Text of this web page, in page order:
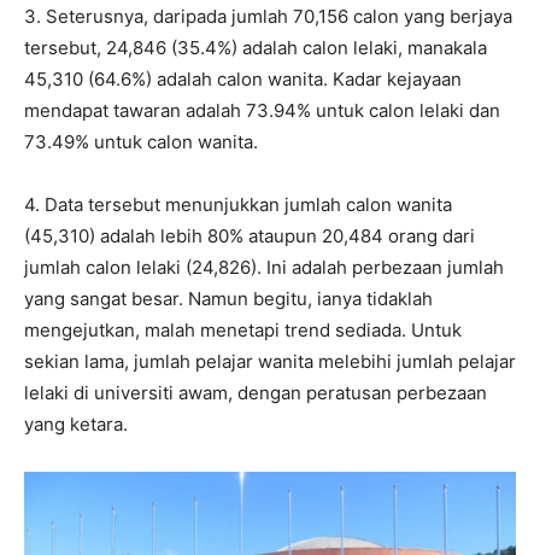
3. Seterusnya, daripada jumlah 70,156 calon yang berjaya
tersebut, 24,846 (35.4%) adalah calon lelaki, manakala
45,310 (64.6%) adalah calon wanita. Kadar kejayaan
mendapat tawaran adalah 73.94% untuk calon lelaki dan
73.49% untuk calon wanita.
4. Data tersebut menunjukkan jumlah calon wanita
(45,310) adalah lebih 80% ataupun 20,484 orang dari
jumlah calon lelaki (24,826). Ini adalah perbezaan jumlah
yang sangat besar. Namun begitu, ianya tidaklah
mengejutkan, malah menetapi trend sediada. Untuk
sekian lama, jumlah pelajar wanita melebihi jumlah pelajar
lelaki di universiti awam, dengan peratusan perbezaan
yang ketara.